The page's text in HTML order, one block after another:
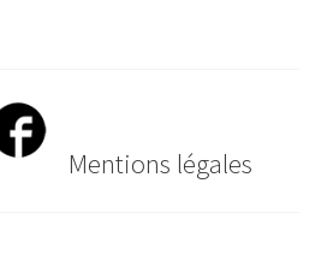
Mentions légales